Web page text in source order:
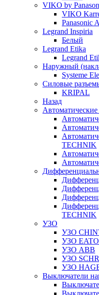
VIKO by
VIKO
Panasonic
Legrand Inspiria
Белый
Legrand Etika
Legrand
Наружный
Systeme
Силовые
KRIPAL
Назад
TECHNIK
TECHNIK
УЗО
УЗО
УЗО
УЗО ABB
УЗО
УЗО
Выключатели